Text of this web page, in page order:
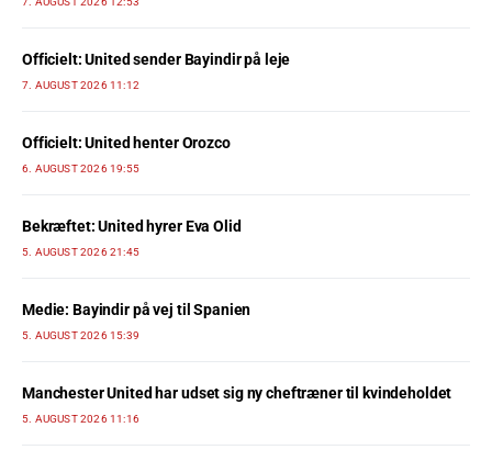
Officielt: United sender Bayindir på leje
7. AUGUST 2026 11:12
Officielt: United henter Orozco
6. AUGUST 2026 19:55
Bekræftet: United hyrer Eva Olid
5. AUGUST 2026 21:45
Medie: Bayindir på vej til Spanien
5. AUGUST 2026 15:39
Manchester United har udset sig ny cheftræner til kvindeholdet
5. AUGUST 2026 11:16